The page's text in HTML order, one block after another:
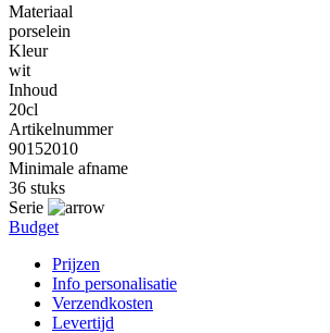
Materiaal
porselein
Kleur
wit
Inhoud
20cl
Artikelnummer
90152010
Minimale afname
36 stuks
Serie
Budget
Prijzen
Info personalisatie
Verzendkosten
Levertijd